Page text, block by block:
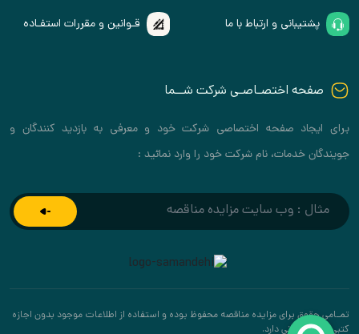
پشتیبانی و ارتباط با ما قـوانین و مقررات استفـاده
صفحه اختصـاصـی شرکت شــما
برای ایجاد صفحه اختصاصی شرکت خود و معرفی به بازدید کنندگان و
جویندگان خدمات، نام شرکت خود را وارد نمائید :
تمـامی حقوق برای مزایده مناقصه محفوظ بوده و استفاده از اطلاعات موجود بدون اجازه
کتبی پیگرد قانونی دارد.